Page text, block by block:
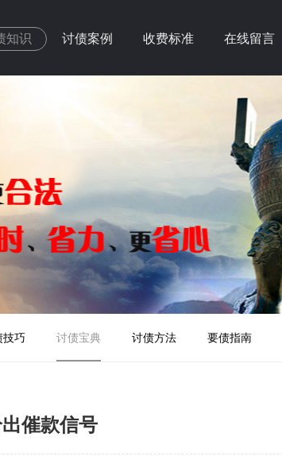
知识 讨债案例 收费标准 在线留言
技巧 讨债宝典 讨债方法 要债指南
催款信号